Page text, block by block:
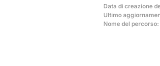
Data di creazione
Ultimo
Nome del